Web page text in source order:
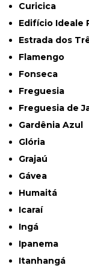
Curicica
Edifício Ideale
Estrada dos
Flamengo
Fonseca
Freguesia
Freguesia de
Gardênia Azul
Glória
Grajaú
Gávea
Humaitá
Icaraí
Ingá
Ipanema
Itanhangá